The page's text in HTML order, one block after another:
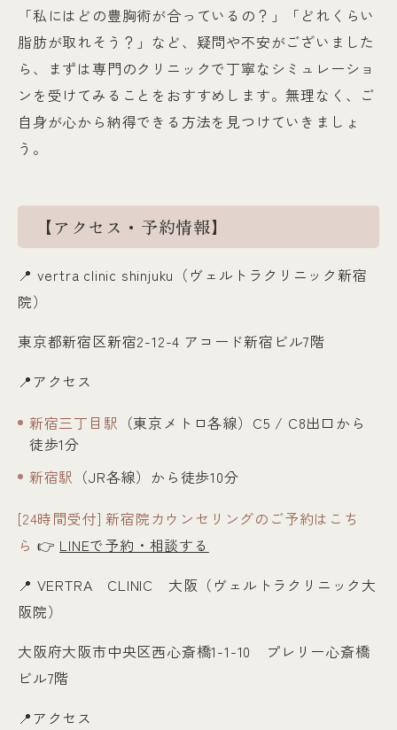
「私にはどの豊胸術が合っているの？」「どれくらい
脂肪が取れそう？」など、疑問や不安がございました
ら、まずは専門のクリニックで丁寧なシミュレーショ
ンを受けてみることをおすすめします。無理なく、ご
自身が心から納得できる方法を見つけていきましょ
う。
【アクセス・予約情報】
📍 vertra clinic shinjuku（ヴェルトラクリニック新宿
院）
東京都新宿区新宿2-12-4 アコード新宿ビル7階
📍アクセス
新宿三丁目駅 （東京メトロ各線）C5 / C8出口から
徒歩1分
新宿駅 （JR各線）から徒歩10分
[24時間受付] 新宿院カウンセリングのご予約はこち
ら 👉 LINEで予約・相談する
📍 VERTRA CLINIC 大阪（ヴェルトラクリニック大
阪院）
大阪府大阪市中央区西心斎橋1-1-10 プレリー心斎橋
ビル7階
📍アクセス